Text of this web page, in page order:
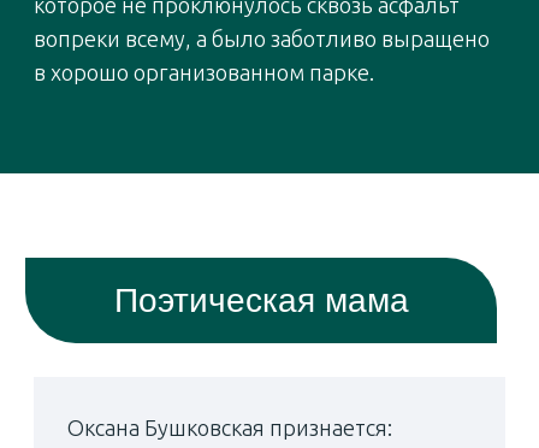
вдохновение?
Прочная база